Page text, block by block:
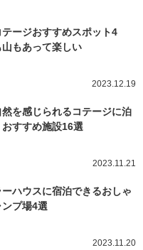
ージおすすめスポット4
もあって楽しい
2023.12.19
然を感じられるコテージに泊
おすすめ施設16選
2023.11.21
ーハウスに宿泊できるおしゃ
プ場4選
2023.11.20